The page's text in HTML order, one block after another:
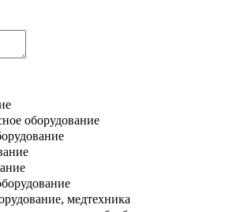
оборудование
медтехника